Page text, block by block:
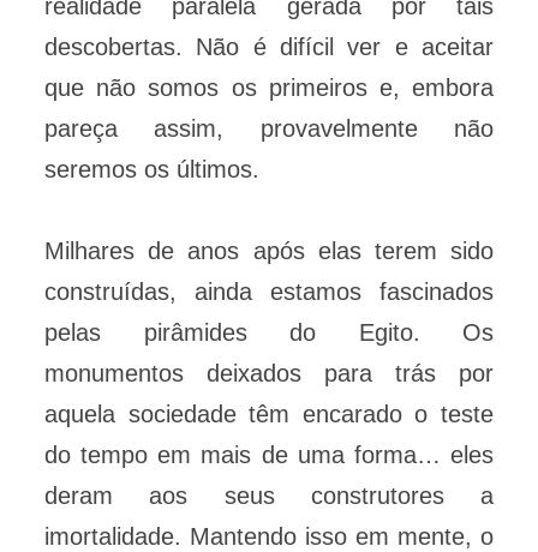
realidade paralela gerada por tais
descobertas. Não é difícil ver e aceitar
que não somos os primeiros e, embora
pareça assim, provavelmente não
seremos os últimos.
Milhares de anos após elas terem sido
construídas, ainda estamos fascinados
pelas pirâmides do Egito. Os
monumentos deixados para trás por
aquela sociedade têm encarado o teste
do tempo em mais de uma forma… eles
deram aos seus construtores a
imortalidade. Mantendo isso em mente, o